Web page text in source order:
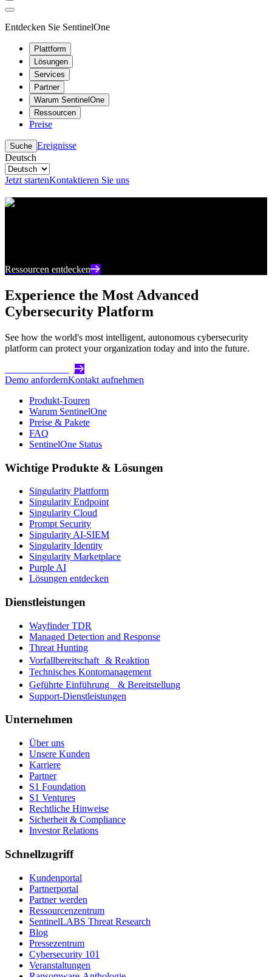
Entdecken Sie SentinelOne
Plattform
Lösungen
Services
Partner
Warum SentinelOne
Ressourcen
Preise
Suche Ereignisse
Deutsch
Jetzt startenKontaktieren Sie uns
Ressourcencenter
Ressourcen entdecken
Experience the Most Advanced
Cybersecurity Platform
See how the world's most intelligent, autonomous cybersecurity
platform can protect your organization today and into the future.
Demo anfordernKontakt aufnehmen
Produkt-Touren
Warum SentinelOne
Preise & Pakete
FAQ
SentinelOne Status
Wichtige Produkte & Lösungen
Singularity Plattform
Singularity Endpoint
Singularity Cloud
Prompt Security
Singularity AI-SIEM
Singularity Identity
Singularity Marketplace
Purple AI
Lösungen entdecken
Dienstleistungen
Wayfinder TDR
Managed Detection and Response
Threat Hunting
Vorfallbereitschaft & Reaktion
Technisches Kontomanagement
Geführte Einführung & Bereitstellung
Support-Dienstleistungen
Unternehmen
Über uns
Unsere Kunden
Karriere
Partner
S1 Foundation
S1 Ventures
Rechtliche Hinweise
Sicherheit & Compliance
Investor Relations
Schnellzugriff
Kundenportal
Partnerportal
Partner werden
Ressourcenzentrum
SentinelLABS Threat Research
Blog
Pressezentrum
Cybersecurity 101
Veranstaltungen